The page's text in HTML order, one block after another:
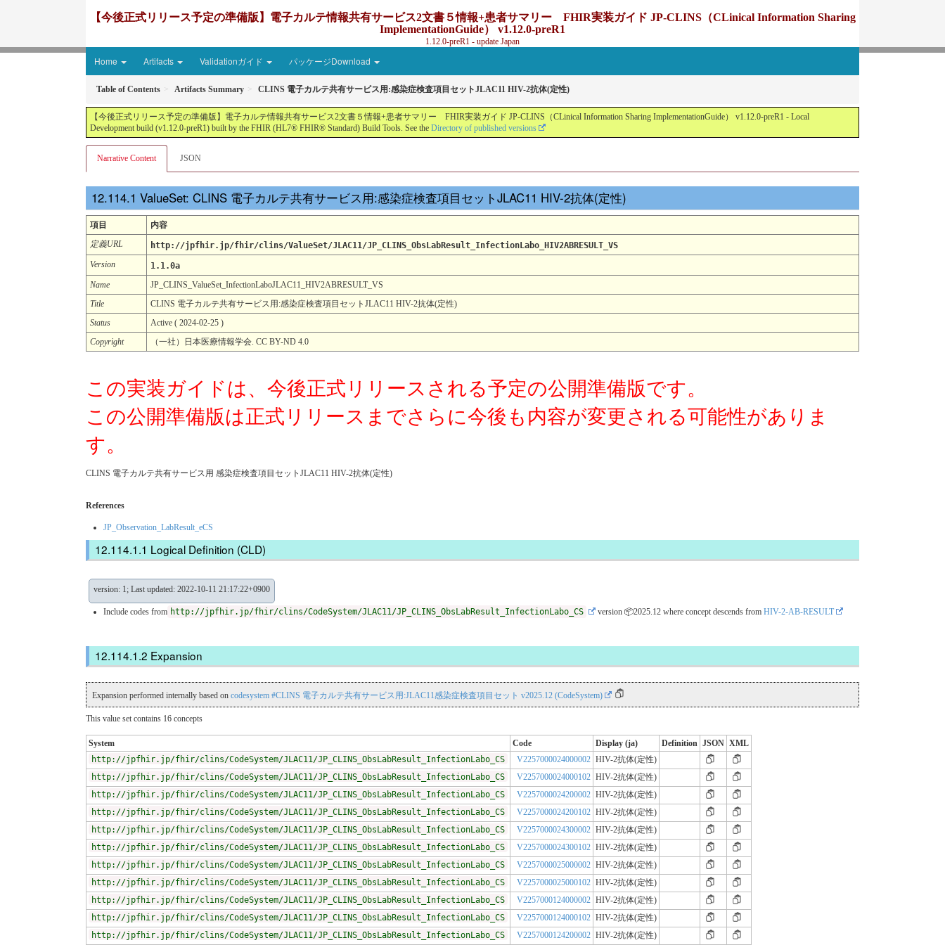
【今後正式リリース予定の準備版】電子カルテ情報共有サービス2文書５情報+患者サマリー FHIR実装ガイド JP-CLINS（CLinical Information Sharing
ImplementationGuide） v1.12.0-preR1
1.12.0-preR1 - update Japan
Home Artifacts Validationガイド パッケージDownload
Table of Contents Artifacts Summary CLINS 電子カルテ共有サービス用:感染症検査項目セットJLAC11 HIV-2抗体(定性)
【今後正式リリース予定の準備版】電子カルテ情報共有サービス2文書５情報+患者サマリー FHIR実装ガイド JP-CLINS（CLinical Information Sharing ImplementationGuide） v1.12.0-preR1 - Local
Development build (v1.12.0-preR1) built by the FHIR (HL7® FHIR® Standard) Build Tools. See the Directory of published versions
Narrative Content JSON
ValueSet: CLINS 電子カルテ共有サービス用:感染症検査項目セットJLAC11 HIV-2抗体(定性)
項目
内容
定義URL
http://jpfhir.jp/fhir/clins/ValueSet/JLAC11/JP_CLINS_ObsLabResult_InfectionLabo_HIV2ABRESULT_VS
Version
1.1.0a
Name
JP_CLINS_ValueSet_InfectionLaboJLAC11_HIV2ABRESULT_VS
Title
CLINS 電子カルテ共有サービス用:感染症検査項目セットJLAC11 HIV-2抗体(定性)
Status
Active ( 2024-02-25 )
Copyright
（一社）日本医療情報学会. CC BY-ND 4.0
この実装ガイドは、今後正式リリースされる予定の公開準備版です。
この公開準備版は正式リリースまでさらに今後も内容が変更される可能性がありま
す。
CLINS 電子カルテ共有サービス用 感染症検査項目セットJLAC11 HIV-2抗体(定性)
References
JP_Observation_LabResult_eCS
Logical Definition (CLD)
version: 1; Last updated: 2022-10-11 21:17:22+0900
Include codes from http://jpfhir.jp/fhir/clins/CodeSystem/JLAC11/JP_CLINS_ObsLabResult_InfectionLabo_CS version 📦2025.12 where concept descends from HIV-2-AB-RESULT
Expansion
Expansion performed internally based on codesystem #CLINS 電子カルテ共有サービス用:JLAC11感染症検査項目セット v2025.12 (CodeSystem)
This value set contains 16 concepts
System Code Display (ja) Definition JSON XML
http://jpfhir.jp/fhir/clins/CodeSystem/JLAC11/JP_CLINS_ObsLabResult_InfectionLabo_CS
V2257000024000002 HIV-2抗体(定性)
http://jpfhir.jp/fhir/clins/CodeSystem/JLAC11/JP_CLINS_ObsLabResult_InfectionLabo_CS
V2257000024000102 HIV-2抗体(定性)
http://jpfhir.jp/fhir/clins/CodeSystem/JLAC11/JP_CLINS_ObsLabResult_InfectionLabo_CS
V2257000024200002 HIV-2抗体(定性)
http://jpfhir.jp/fhir/clins/CodeSystem/JLAC11/JP_CLINS_ObsLabResult_InfectionLabo_CS
V2257000024200102 HIV-2抗体(定性)
http://jpfhir.jp/fhir/clins/CodeSystem/JLAC11/JP_CLINS_ObsLabResult_InfectionLabo_CS
V2257000024300002 HIV-2抗体(定性)
http://jpfhir.jp/fhir/clins/CodeSystem/JLAC11/JP_CLINS_ObsLabResult_InfectionLabo_CS
V2257000024300102 HIV-2抗体(定性)
http://jpfhir.jp/fhir/clins/CodeSystem/JLAC11/JP_CLINS_ObsLabResult_InfectionLabo_CS
V2257000025000002 HIV-2抗体(定性)
http://jpfhir.jp/fhir/clins/CodeSystem/JLAC11/JP_CLINS_ObsLabResult_InfectionLabo_CS
V2257000025000102 HIV-2抗体(定性)
http://jpfhir.jp/fhir/clins/CodeSystem/JLAC11/JP_CLINS_ObsLabResult_InfectionLabo_CS
V2257000124000002 HIV-2抗体(定性)
http://jpfhir.jp/fhir/clins/CodeSystem/JLAC11/JP_CLINS_ObsLabResult_InfectionLabo_CS
V2257000124000102 HIV-2抗体(定性)
http://jpfhir.jp/fhir/clins/CodeSystem/JLAC11/JP_CLINS_ObsLabResult_InfectionLabo_CS
V2257000124200002 HIV-2抗体(定性)